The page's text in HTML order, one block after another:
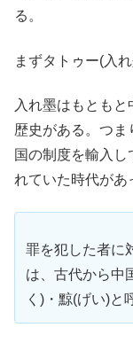
る。
まずタトゥー(入れ
入れ墨はもとも
歴史がある。つま
国の制度を輸入
れていた時代があ
罪を犯した者に
は、古代から中
く)・黥(げい)と